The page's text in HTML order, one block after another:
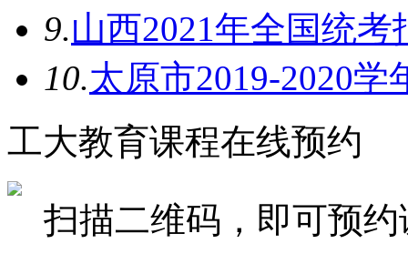
9.山西2021年全国统考
10.太原市2019-2020学
工大教育课程在线预约
扫描二维码，即可预